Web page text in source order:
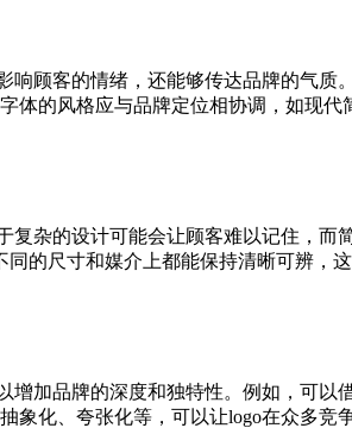
响顾客的情绪，还能够传达品牌的气
体的风格应与品牌定位相协调，如现代
复杂的设计可能会让顾客难以记住，
的尺寸和媒介上都能保持清晰可辨，
增加品牌的深度和独特性。例如，可
化、夸张化等，可以让logo在众多竞